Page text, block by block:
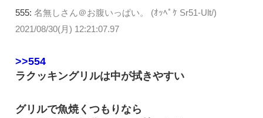
555: 名無しさん＠お腹いっぱい。 (ｵｯﾍﾟｹ Sr51-Ult/)
2021/08/30(月) 12:21:07.97
>>554
ラクッキングリルは中が拭きやすい
グリルで魚焼くつもりなら